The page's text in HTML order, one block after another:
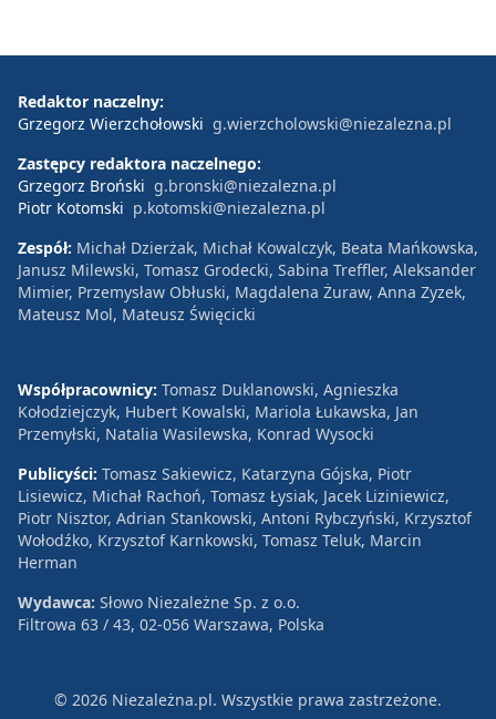
Redaktor naczelny:
Grzegorz Wierzchołowski g.wierzcholowski@niezalezna.pl
Zastępcy redaktora naczelnego:
Grzegorz Broński g.bronski@niezalezna.pl
Piotr Kotomski p.kotomski@niezalezna.pl
Zespół: Michał Dzierżak, Michał Kowalczyk, Beata Mańkowska,
Janusz Milewski, Tomasz Grodecki, Sabina Treffler, Aleksander
Mimier, Przemysław Obłuski, Magdalena Żuraw, Anna Zyzek,
Mateusz Mol, Mateusz Święcicki
Współpracownicy: Tomasz Duklanowski, Agnieszka
Kołodziejczyk, Hubert Kowalski, Mariola Łukawska, Jan
Przemyłski, Natalia Wasilewska, Konrad Wysocki
Publicyści: Tomasz Sakiewicz, Katarzyna Gójska, Piotr
Lisiewicz, Michał Rachoń, Tomasz Łysiak, Jacek Liziniewicz,
Piotr Nisztor, Adrian Stankowski, Antoni Rybczyński, Krzysztof
Wołodźko, Krzysztof Karnkowski, Tomasz Teluk, Marcin
Herman
Wydawca: Słowo Niezależne Sp. z o.o.
Filtrowa 63 / 43, 02-056 Warszawa, Polska
© 2026 Niezależna.pl. Wszystkie prawa zastrzeżone.